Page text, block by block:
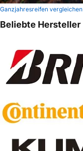
Ganzjahresreifen vergleichen
Beliebte Hersteller